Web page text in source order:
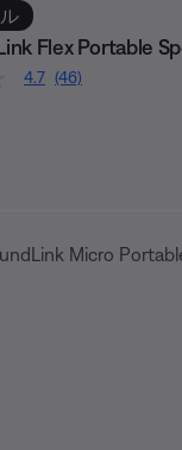
Flex Portable
4.7 (46)